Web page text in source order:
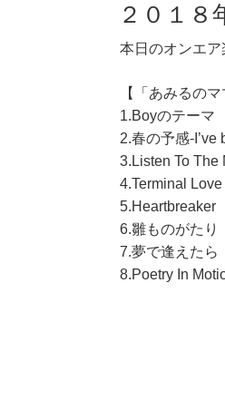
２０１８
本日のオンエ
【「あみるの
1.Boyのテー
2.春の予感-
3.Listen To
4.Terminal
6.雛ものがた
7.夢で逢えた
8.Poetry In